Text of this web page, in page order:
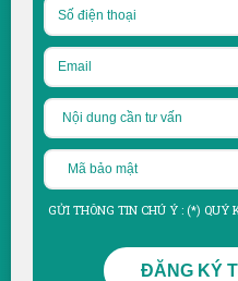
GỬI THÔNG TIN CHÚ Ý : (*) QUÝ
ĐĂNG KÝ